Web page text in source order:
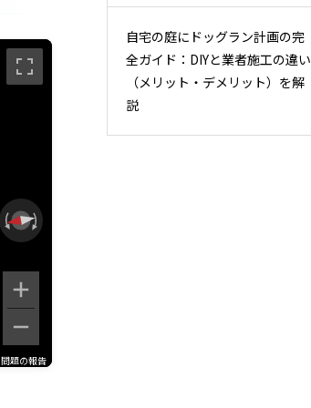
問題の報告
自宅の庭にドッグラン計画の完
全ガイド：DIYと業者施工の違い
（メリット・デメリット）を解
説